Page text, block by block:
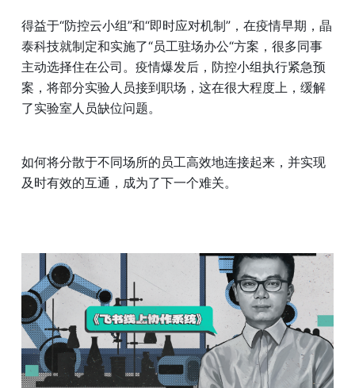
得益于“防控云小组”和“即时应对机制”，在疫情早期，晶
泰科技就制定和实施了“员工驻场办公“方案，很多同事
主动选择住在公司。疫情爆发后，防控小组执行紧急预
案，将部分实验人员接到职场，这在很大程度上，缓解
了实验室人员缺位问题。
如何将分散于不同场所的员工高效地连接起来，并实现
及时有效的互通，成为了下一个难关。